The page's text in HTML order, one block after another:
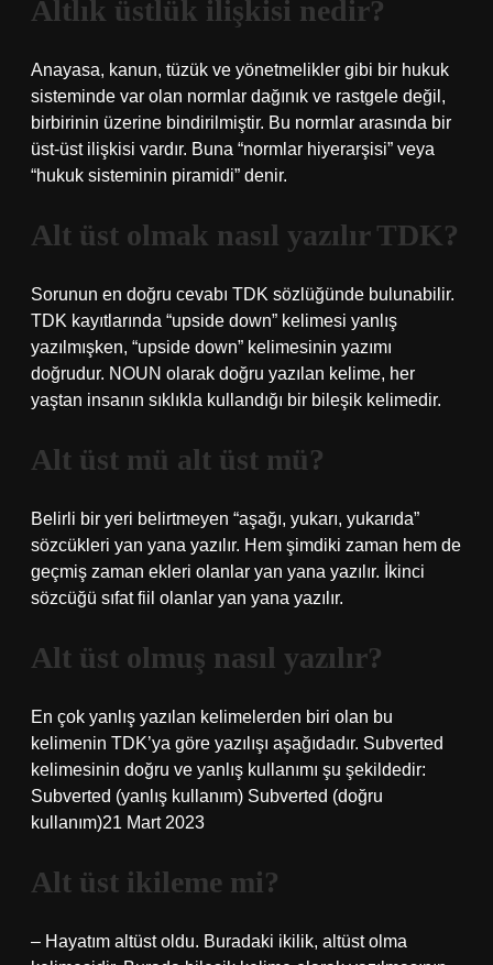
Altlık üstlük ilişkisi nedir?
Anayasa, kanun, tüzük ve yönetmelikler gibi bir hukuk
sisteminde var olan normlar dağınık ve rastgele değil,
birbirinin üzerine bindirilmiştir. Bu normlar arasında bir
üst-üst ilişkisi vardır. Buna “normlar hiyerarşisi” veya
“hukuk sisteminin piramidi” denir.
Alt üst olmak nasıl yazılır TDK?
Sorunun en doğru cevabı TDK sözlüğünde bulunabilir.
TDK kayıtlarında “upside down” kelimesi yanlış
yazılmışken, “upside down” kelimesinin yazımı
doğrudur. NOUN olarak doğru yazılan kelime, her
yaştan insanın sıklıkla kullandığı bir bileşik kelimedir.
Alt üst mü alt üst mü?
Belirli bir yeri belirtmeyen “aşağı, yukarı, yukarıda”
sözcükleri yan yana yazılır. Hem şimdiki zaman hem de
geçmiş zaman ekleri olanlar yan yana yazılır. İkinci
sözcüğü sıfat fiil olanlar yan yana yazılır.
Alt üst olmuş nasıl yazılır?
En çok yanlış yazılan kelimelerden biri olan bu
kelimenin TDK’ya göre yazılışı aşağıdadır. Subverted
kelimesinin doğru ve yanlış kullanımı şu şekildedir:
Subverted (yanlış kullanım) Subverted (doğru
kullanım)21 Mart 2023
Alt üst ikileme mi?
– Hayatım altüst oldu. Buradaki ikilik, altüst olma